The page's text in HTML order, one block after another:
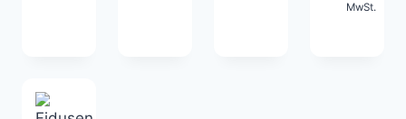
MwSt.